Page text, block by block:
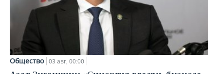
Общество 03 авг, 00:00